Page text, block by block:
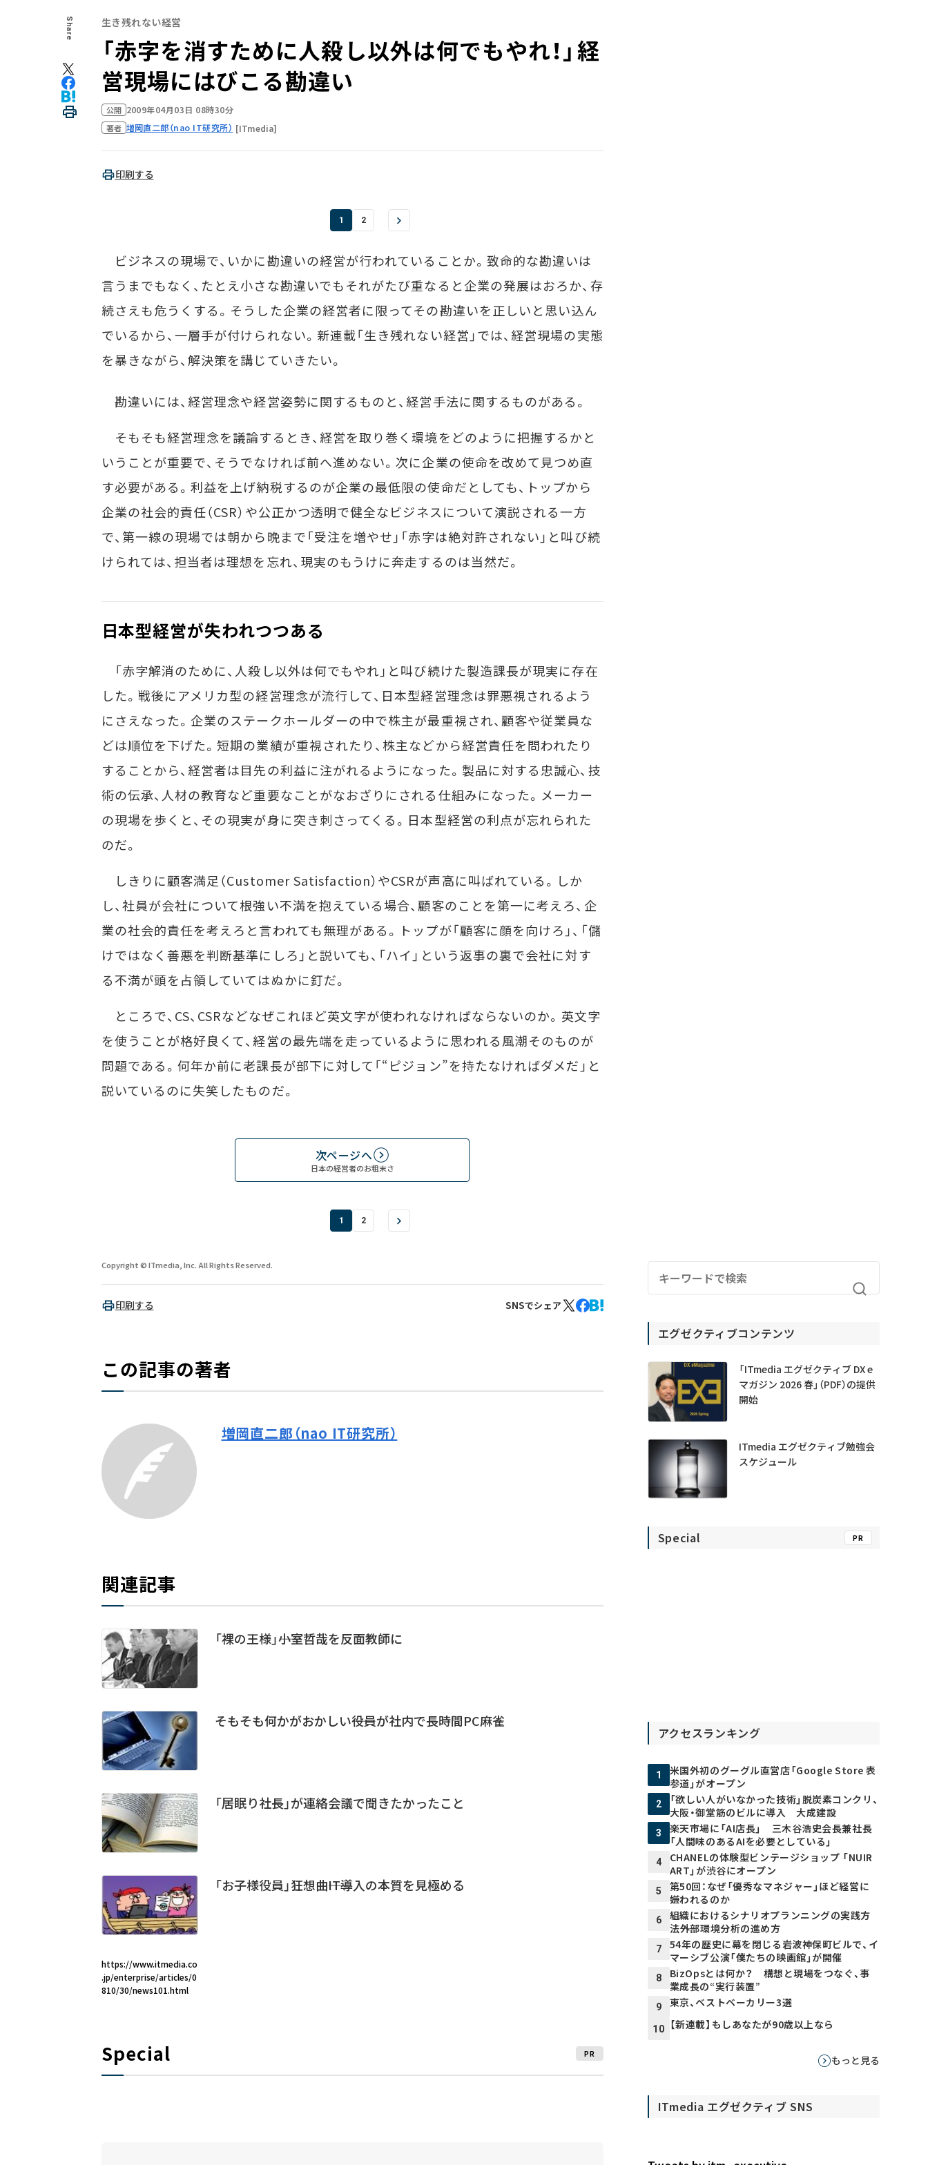
Share 生き残れない経営
「赤字を消すために人殺し以外は何でもやれ！」――経
営現場にはびこる勘違い
公開 2009年04月03日 08時30分
著者 増岡直二郎（nao IT研究所） [ITmedia]
印刷する
1 2
ビジネスの現場で、いかに勘違いの経営が行われていることか。致命的な勘違いは
言うまでもなく、たとえ小さな勘違いでもそれがたび重なると企業の発展はおろか、存
続さえも危うくする。そうした企業の経営者に限ってその勘違いを正しいと思い込ん
でいるから、一層手が付けられない。新連載「生き残れない経営」では、経営現場の実態
を暴きながら、解決策を講じていきたい。
勘違いには、経営理念や経営姿勢に関するものと、経営手法に関するものがある。
そもそも経営理念を議論するとき、経営を取り巻く環境をどのように把握するかと
いうことが重要で、そうでなければ前へ進めない。次に企業の使命を改めて見つめ直
す必要がある。利益を上げ納税するのが企業の最低限の使命だとしても、トップから
企業の社会的責任（CSR）や公正かつ透明で健全なビジネスについて演説される一方
で、第一線の現場では朝から晩まで「受注を増やせ」「赤字は絶対許されない」と叫び続
けられては、担当者は理想を忘れ、現実のもうけに奔走するのは当然だ。
日本型経営が失われつつある
「赤字解消のために、人殺し以外は何でもやれ」と叫び続けた製造課長が現実に存在
した。戦後にアメリカ型の経営理念が流行して、日本型経営理念は罪悪視されるよう
にさえなった。企業のステークホールダーの中で株主が最重視され、顧客や従業員な
どは順位を下げた。短期の業績が重視されたり、株主などから経営責任を問われたり
することから、経営者は目先の利益に注がれるようになった。製品に対する忠誠心、技
術の伝承、人材の教育など重要なことがなおざりにされる仕組みになった。メーカー
の現場を歩くと、その現実が身に突き刺さってくる。日本型経営の利点が忘れられた
のだ。
しきりに顧客満足（Customer Satisfaction）やCSRが声高に叫ばれている。しか
し、社員が会社について根強い不満を抱えている場合、顧客のことを第一に考えろ、企
業の社会的責任を考えろと言われても無理がある。トップが「顧客に顔を向けろ」、「儲
けではなく善悪を判断基準にしろ」と説いても、「ハイ」という返事の裏で会社に対す
る不満が頭を占領していてはぬかに釘だ。
ところで、CS、CSRなどなぜこれほど英文字が使われなければならないのか。英文字
を使うことが格好良くて、経営の最先端を走っているように思われる風潮そのものが
問題である。何年か前に老課長が部下に対して「“ピジョン”を持たなければダメだ」と
説いているのに失笑したものだ。
次ページへ
日本の経営者のお粗末さ
1 2
Copyright © ITmedia, Inc. All Rights Reserved.
印刷する SNSでシェア
この記事の著者
増岡直二郎（nao IT研究所）
関連記事
「裸の王様」――小室哲哉を反面教師に
そもそも何かがおかしい――役員が社内で長時間PC麻雀
「居眠り社長」が連絡会議で聞きたかったこと
「お子様役員」狂想曲――IT導入の本質を見極める
https://www.itmedia.co
.jp/enterprise/articles/0
810/30/news101.html
Special PR
エグゼクティブコンテンツ
「ITmedia エグゼクティブ DX e
マガジン 2026 春」（PDF）の提供
開始
ITmedia エグゼクティブ勉強会
スケジュール
Special PR
アクセスランキング
1
米国外初のグーグル直営店「Google Store 表
参道」がオープン
2
「欲しい人がいなかった技術」脱炭素コンクリ、
大阪・御堂筋のビルに導入 大成建設
3
楽天市場に「AI店長」 三木谷浩史会長兼社長
「人間味のあるAIを必要としている」
4
CHANELの体験型ビンテージショップ 「NUIR
ART」が渋谷にオープン
5
第50回：なぜ「優秀なマネジャー」ほど経営に
嫌われるのか
6
組織におけるシナリオプランニングの実践方
法――外部環境分析の進め方
7
54年の歴史に幕を閉じる岩波神保町ビルで、イ
マーシブ公演「僕たちの映画館」が開催
8
BizOpsとは何か？ 構想と現場をつなぐ、事
業成長の“実行装置”
9 東京、ベストベーカリー3選
10 【新連載】もしあなたが90歳以上なら
もっと見る
ITmedia エグゼクティブ SNS